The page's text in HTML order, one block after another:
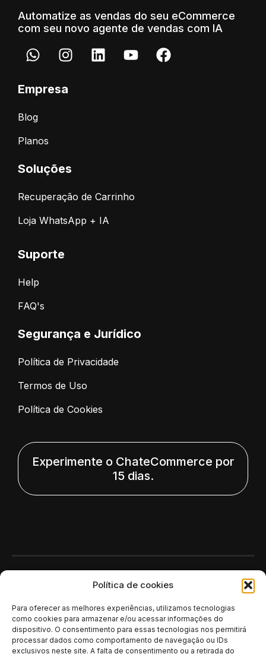
Polí­tica de cookies
Para oferecer as melhores experiências, utilizamos tecnologias
como cookies para armazenar e/ou acessar informações do
dispositivo. O consentimento para essas tecnologias nos permitirá
processar dados como comportamento de navegação ou IDs
exclusivos neste site. A falta de consentimento ou a retirada do
Automatize as vendas do seu eCommerce
com seu novo agente de vendas com IA
Empresa
Blog
Planos
Soluções
Recuperação de Carrinho
Loja WhatsApp + IA
Suporte
Help
FAQ's
Segurança e Jurídico
Política de Privacidade
Termos de Uso
Política de Cookies
Experimente o ChateCommerce por
15 dias.